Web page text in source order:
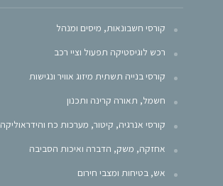
קורסי חשבונאות, מיסים ומנהל
רכש לוגיסטיקה תפעול וציי רכב
קורסי בנייה תשתית מיזוג אוויר ונגישות
חשמל, תאורה קרינה ותכנון
קורסי אנרגיה, קיטור, מערכות כח והידראוליקה
אחזקה, משק, הדברה ואיכות הסביבה
אש, בטיחות ומצבי חירום